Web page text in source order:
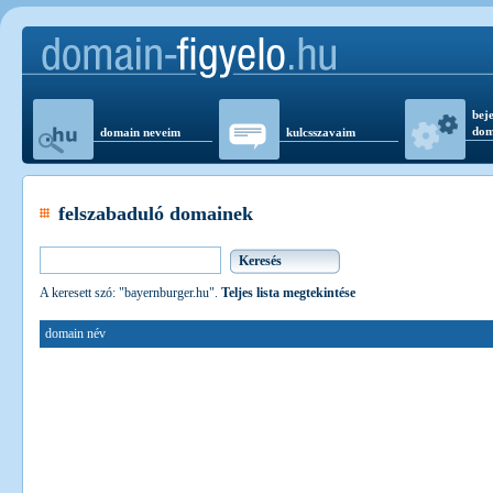
domain neveim kulcsszavaim
felszabaduló domainek
A keresett szó: "bayernburger.hu". Teljes lista megtekintése
domain név